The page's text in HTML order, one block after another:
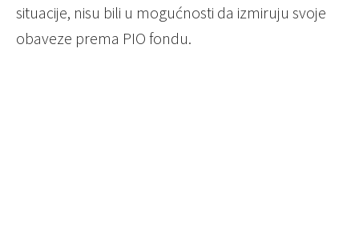
situacije, nisu bili u mogućnosti da izmiruju svoje
obaveze prema PIO fondu.